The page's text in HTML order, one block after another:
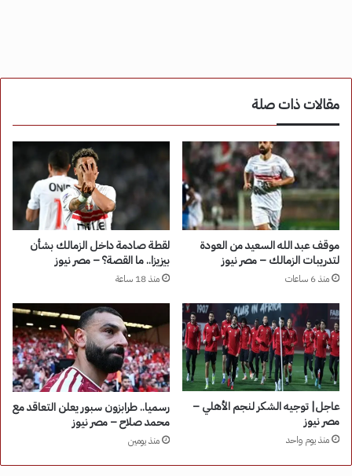
مقالات ذات صلة
موقف عبد الله السعيد من العودة
لتدريبات الزمالك – مصر نيوز
منذ 6 ساعات
لقطة صادمة داخل الزمالك بشأن
بيزيزا.. ما القصة؟ – مصر نيوز
منذ 18 ساعة
عاجل| توجيه الشكر لنجم الأهلي –
مصر نيوز
منذ يوم واحد
رسميا.. طرابزون سبور يعلن التعاقد مع
محمد صلاح – مصر نيوز
منذ يومين